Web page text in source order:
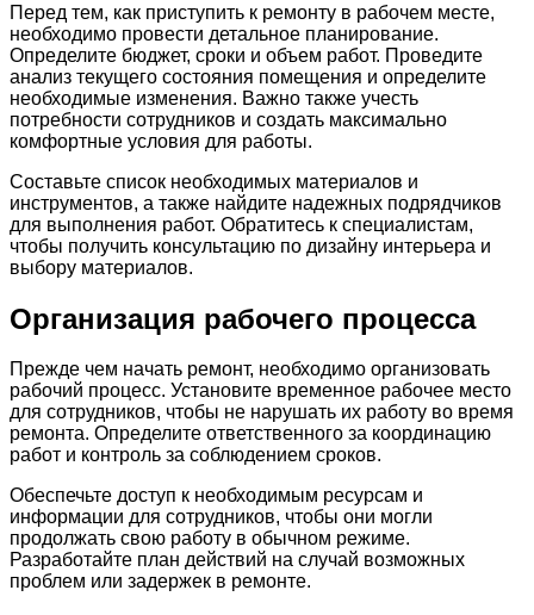
Перед тем, как приступить к ремонту в рабочем месте,
необходимо провести детальное планирование.
Определите бюджет, сроки и объем работ. Проведите
анализ текущего состояния помещения и определите
необходимые изменения. Важно также учесть
потребности сотрудников и создать максимально
комфортные условия для работы.
Составьте список необходимых материалов и
инструментов, а также найдите надежных подрядчиков
для выполнения работ. Обратитесь к специалистам,
чтобы получить консультацию по дизайну интерьера и
выбору материалов.
Организация рабочего процесса
Прежде чем начать ремонт, необходимо организовать
рабочий процесс. Установите временное рабочее место
для сотрудников, чтобы не нарушать их работу во время
ремонта. Определите ответственного за координацию
работ и контроль за соблюдением сроков.
Обеспечьте доступ к необходимым ресурсам и
информации для сотрудников, чтобы они могли
продолжать свою работу в обычном режиме.
Разработайте план действий на случай возможных
проблем или задержек в ремонте.